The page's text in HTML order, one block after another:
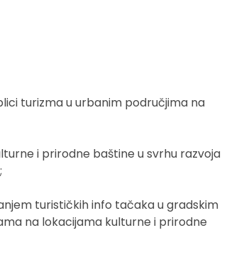
turizma u urbanim područjima na
i prirodne baštine u svrhu razvoja
turističkih info tačaka u gradskim
na lokacijama kulturne i prirodne